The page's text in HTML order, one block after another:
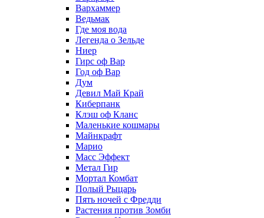
Вархаммер
Ведьмак
Где моя вода
Легенда о Зельде
Ниер
Гирс оф Вар
Год оф Вар
Дум
Девил Май Край
Киберпанк
Клэш оф Кланс
Маленькие кошмары
Майнкрафт
Марио
Масс Эффект
Метал Гир
Мортал Комбат
Полый Рыцарь
Пять ночей с Фредди
Растения против Зомби